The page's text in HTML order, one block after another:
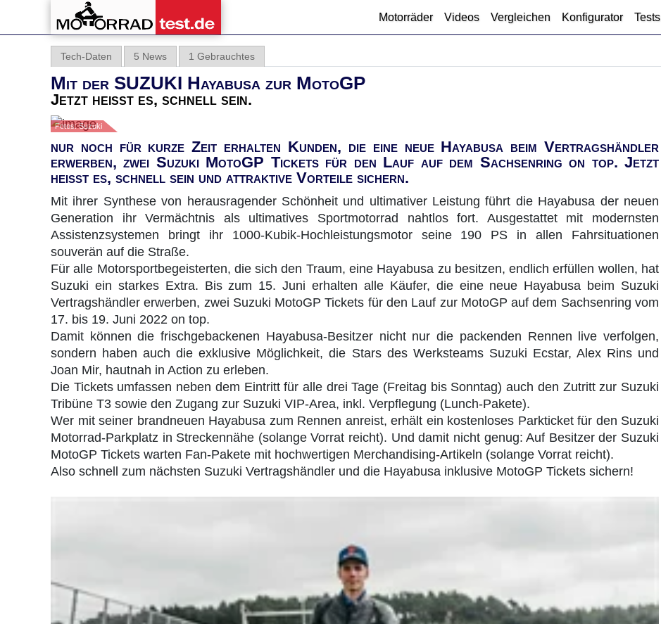
Motorräder Videos Vergleichen Konfigurator Tests
Tech-Daten 5 News 1 Gebrauchtes
Mit der SUZUKI Hayabusa zur MotoGP
Jetzt heißt es, schnell sein.
Fotos: Suzuki
nur noch für kurze Zeit erhalten Kunden, die eine neue Hayabusa beim Vertragshändler
erwerben, zwei Suzuki MotoGP Tickets für den Lauf auf dem Sachsenring on top. Jetzt
heißt es, schnell sein und attraktive Vorteile sichern.
Mit ihrer Synthese von herausragender Schönheit und ultimativer Leistung führt die Hayabusa der neuen
Generation ihr Vermächtnis als ultimatives Sportmotorrad nahtlos fort. Ausgestattet mit modernsten
Assistenzsystemen bringt ihr 1000-Kubik-Hochleistungsmotor seine 190 PS in allen Fahrsituationen
souverän auf die Straße.
Für alle Motorsportbegeisterten, die sich den Traum, eine Hayabusa zu besitzen, endlich erfüllen wollen, hat
Suzuki ein starkes Extra. Bis zum 15. Juni erhalten alle Käufer, die eine neue Hayabusa beim Suzuki
Vertragshändler erwerben, zwei Suzuki MotoGP Tickets für den Lauf zur MotoGP auf dem Sachsenring vom
17. bis 19. Juni 2022 on top.
Damit können die frischgebackenen Hayabusa-Besitzer nicht nur die packenden Rennen live verfolgen,
sondern haben auch die exklusive Möglichkeit, die Stars des Werksteams Suzuki Ecstar, Alex Rins und
Joan Mir, hautnah in Action zu erleben.
Die Tickets umfassen neben dem Eintritt für alle drei Tage (Freitag bis Sonntag) auch den Zutritt zur Suzuki
Tribüne T3 sowie den Zugang zur Suzuki VIP-Area, inkl. Verpflegung (Lunch-Pakete).
Wer mit seiner brandneuen Hayabusa zum Rennen anreist, erhält ein kostenloses Parkticket für den Suzuki
Motorrad-Parkplatz in Streckennähe (solange Vorrat reicht). Und damit nicht genug: Auf Besitzer der Suzuki
MotoGP Tickets warten Fan-Pakete mit hochwertigen Merchandising-Artikeln (solange Vorrat reicht).
Also schnell zum nächsten Suzuki Vertragshändler und die Hayabusa inklusive MotoGP Tickets sichern!